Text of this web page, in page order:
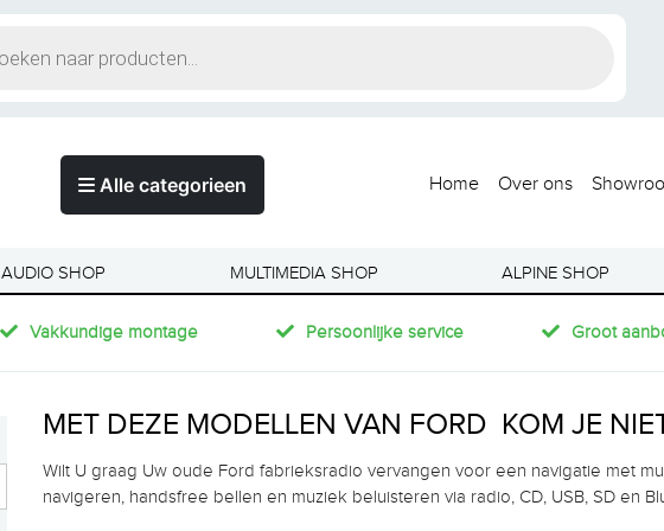
Alle categorieen Home Over ons
AUDIO SHOP MULTIMEDIA SHOP ALPINE SHOP
Vakkundige montage Persoonlijke service Groot
MET DEZE MODELLEN VAN FORD KOM JE
Wilt U graag Uw oude Ford fabrieksradio vervangen voor een navigatie met
navigeren, handsfree bellen en muziek beluisteren via radio, CD, USB, SD en